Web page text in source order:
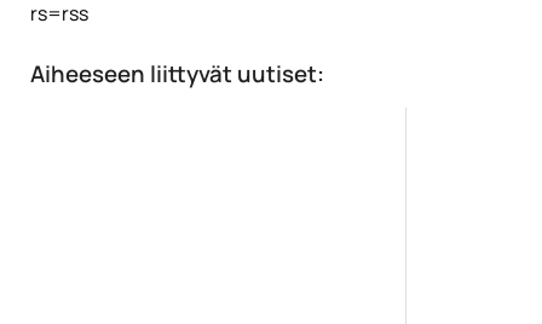
rs=rss
Aiheeseen liittyvät uutiset: